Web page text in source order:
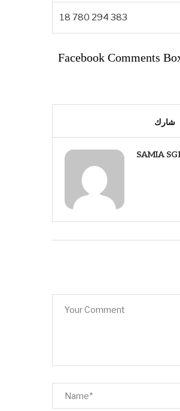
18 780 294 383
Facebook Comments
شارك
SAMIA